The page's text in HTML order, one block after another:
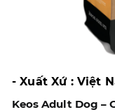
- Xuất Xứ : Việt
Keos Adult Dog –